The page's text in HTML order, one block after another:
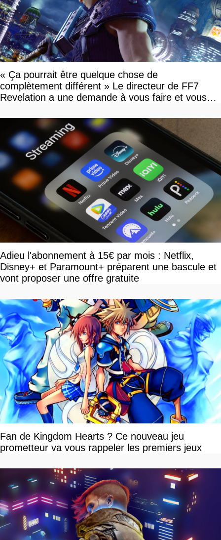
« Ça pourrait être quelque chose de
complètement différent » Le directeur de FF7
Revelation a une demande à vous faire et vous
Adieu l'abonnement à 15€ par mois : Netflix,
Disney+ et Paramount+ préparent une bascule et
vont proposer une offre gratuite
Fan de Kingdom Hearts ? Ce nouveau jeu
prometteur va vous rappeler les premiers jeux